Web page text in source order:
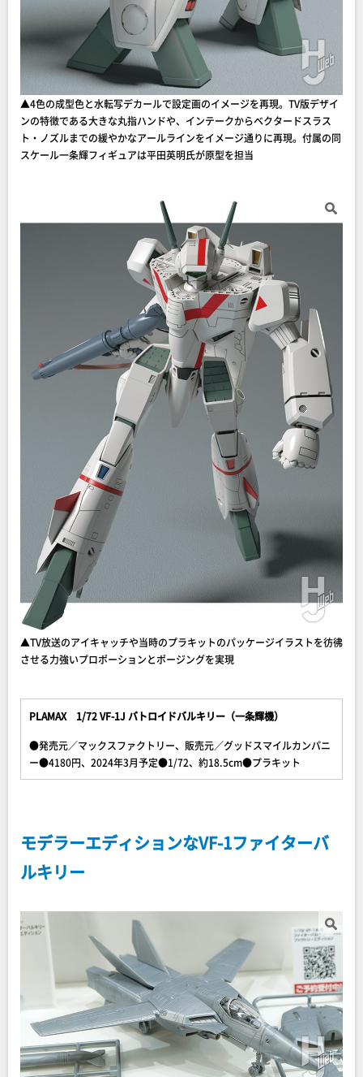
▲4色の成型色と水転写デカールで設定画のイメージを再現。TV版デザイ
ンの特徴である大きな丸指ハンドや、インテークからベクタードスラス
ト・ノズルまでの緩やかなアールラインをイメージ通りに再現。付属の同
スケール一条輝フィギュアは平田英明氏が原型を担当
▲TV放送のアイキャッチや当時のプラキットのパッケージイラストを彷彿
させる力強いプロポーションとポージングを実現
PLAMAX 1/72 VF-1J バトロイドバルキリー（一条輝機）
●発売元／マックスファクトリー、販売元／グッドスマイルカンパニ
ー●4180円、2024年3月予定●1/72、約18.5cm●プラキット
モデラーエディションなVF-1ファイターバ
ルキリー